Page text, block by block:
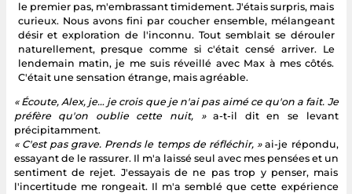
le premier pas, m'embrassant timidement. J'étais surpris, mais
curieux. Nous avons fini par coucher ensemble, mélangeant
désir et exploration de l'inconnu. Tout semblait se dérouler
naturellement, presque comme si c'était censé arriver. Le
lendemain matin, je me suis réveillé avec Max à mes côtés.
C'était une sensation étrange, mais agréable.
« Écoute, Alex, je… je crois que je n'ai pas aimé ce qu'on a fait. Je
préfère qu'on oublie cette nuit, »a-t-il dit en se levant
précipitamment.
« C'est pas grave. Prends le temps de réfléchir, »ai-je répondu,
essayant de le rassurer. Il m'a laissé seul avec mes pensées et un
sentiment de rejet. J'essayais de ne pas trop y penser, mais
l'incertitude me rongeait. Il m'a semblé que cette expérience